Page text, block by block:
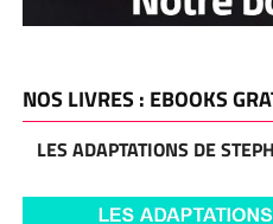
NOS LIVRES : EBOOKS
LES ADAPTATIONS DE